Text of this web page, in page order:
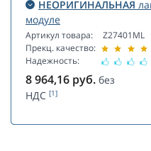
НЕОРИГИНАЛЬНАЯ
модуле
Артикул товара:
Прекц. качество:
Надежность:
Z27401ML
8 964,16 руб. без
НДС [1]